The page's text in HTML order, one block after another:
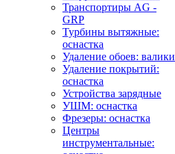
Транспортиры AG -
GRP
Турбины вытяжные:
оснастка
Удаление обоев: валики
Удаление покрытий:
оснастка
Устройства зарядные
УШМ: оснастка
Фрезеры: оснастка
Центры
инструментальные: